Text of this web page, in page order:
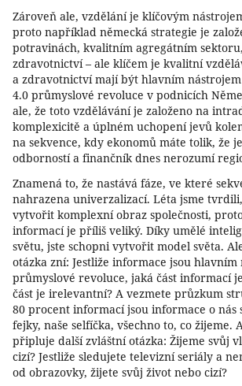
Zároveň ale, vzdělání je klíčovým
proto například německá strategie je
potravinách, kvalitním agregátním
zdravotnictví – ale klíčem je kvalitní
a zdravotnictví mají být hlavním
4.0 průmyslové revoluce v podnicích
ale, že toto vzdělávání je založeno na
komplexicitě a úplném uchopení jevů
na sekvence, kdy ekonomů máte tolik, že
odborností a finančník dnes nerozumí
Znamená to, že nastává fáze, ve které
nahrazena univerzalizací. Léta jsme
vytvořit komplexní obraz společnosti,
informací je příliš veliký. Díky umělé
světu, jste schopni vytvořit model světa.
otázka zní: Jestliže informace jsou
průmyslové revoluce, jaká část informací
část je irelevantní? A vezmete průzkum
80 procent informací jsou informace o nás
fejky, naše selfíčka, všechno to, co žijeme.
připluje další zvláštní otázka: Žijeme svůj
cizí? Jestliže sledujete televizní seriály a
od obrazovky, žijete svůj život nebo cizí?